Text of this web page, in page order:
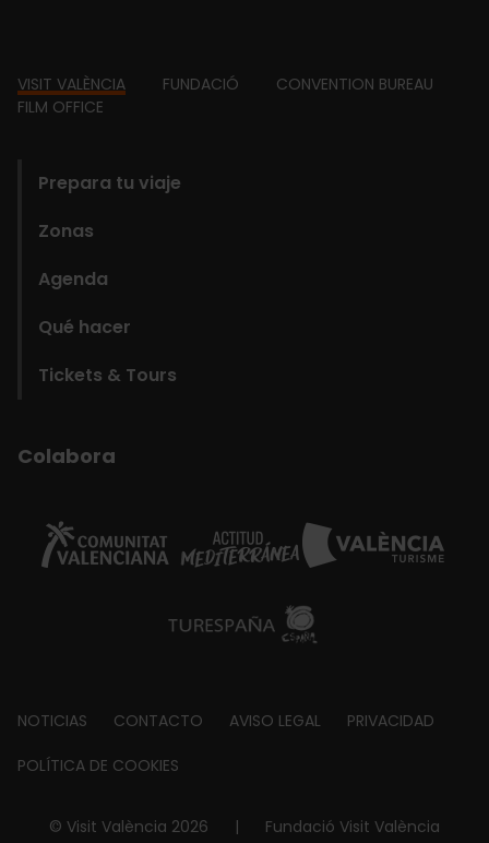
Footer
VISIT VALÈNCIA FUNDACIÓ
CONVENTION BUREAU
FILM OFFICE
Prepara tu viaje
Zonas
Agenda
Qué hacer
Tickets & Tours
Colabora
Footer
about
NOTICIAS CONTACTO AVISO LEGAL PRIVACIDAD
POLÍTICA DE COOKIES
© Visit València 2026 | Fundació Visit València